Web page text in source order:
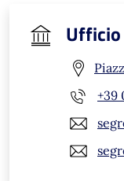
Ufficio
+39